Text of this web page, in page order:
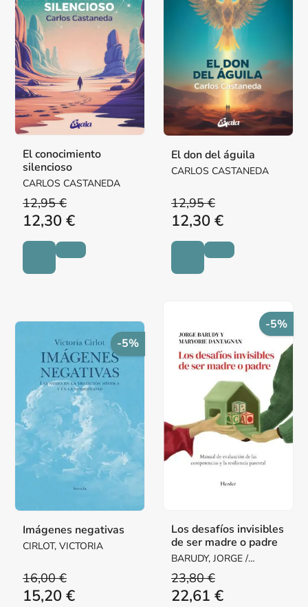
El conocimiento
silencioso
CARLOS CASTANEDA
12,95 €
12,30 €
El don del águila
CARLOS CASTANEDA
12,95 €
12,30 €
-5%
Imágenes negativas
CIRLOT, VICTORIA
16,00 €
15,20 €
-5%
Los desafíos invisibles
de ser madre o padre
BARUDY, JORGE /
DANTAGNAN, MARYORIE
23,80 €
22,61 €